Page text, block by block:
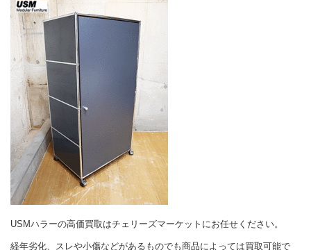
USMハラーの高価買取はチェリーズマーケットにお任せください。
経年劣化、スレや小傷などがあるものでも商品によっては買取可能で